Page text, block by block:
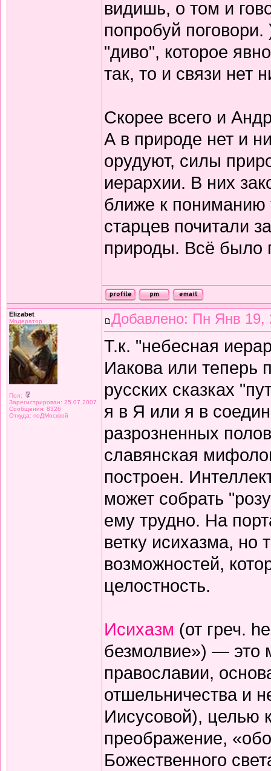
видишь, о том и
попробуй
"диво", которое
так, то и связи нет
Скорее всего и
А в природе нет и
орудуют, силы
иерархии. В них
ближе к пониманию
старцев почитали
природы. Всё было
Elizabet
Модератор
Пол:
Зарегистрирован: 25.07.2007
Сообщения: 8326
Откуда: поДМосквой
Добавлено: Пн Янв 19,
Т.к. "небесная
Иакова или теперь
русских сказках
я в Я или я в
разрозненных
славянская
построен.
может собрать
ему трудно. На
ветку исихазма, но
возможностей,
целостность.
Исихазм (от греч.
безмолвие») — это
православии,
отшельничества и
Иисусовой), целью
преображение,
Божественного